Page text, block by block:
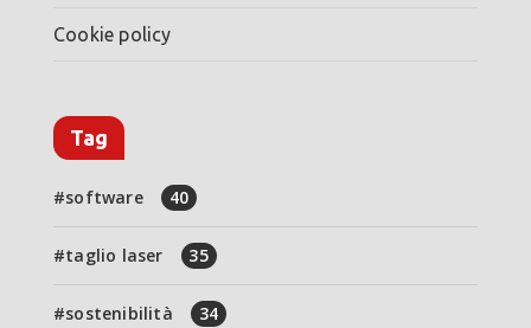
Cookie policy
Tag
software 40
taglio laser 35
sostenibilità 34